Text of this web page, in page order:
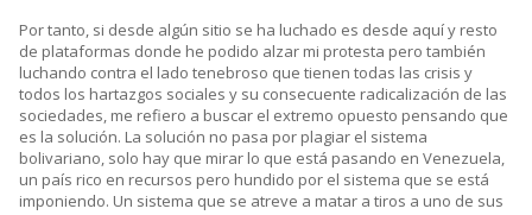
Por tanto, si desde algún sitio se ha luchado es desde aquí y resto
de plataformas donde he podido alzar mi protesta pero también
luchando contra el lado tenebroso que tienen todas las crisis y
todos los hartazgos sociales y su consecuente radicalización de las
sociedades, me refiero a buscar el extremo opuesto pensando que
es la solución. La solución no pasa por plagiar el sistema
bolivariano, solo hay que mirar lo que está pasando en Venezuela,
un país rico en recursos pero hundido por el sistema que se está
imponiendo. Un sistema que se atreve a matar a tiros a uno de sus